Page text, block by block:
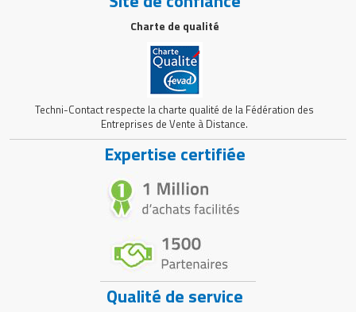
Charte de qualité
Techni-Contact respecte la charte qualité de la Fédération des
Entreprises de Vente à Distance.
Expertise certifiée
Qualité de service